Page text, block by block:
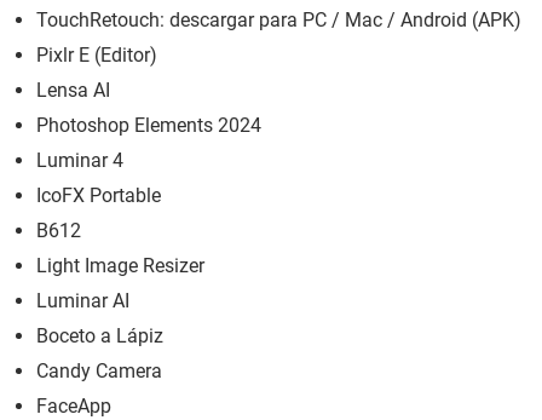
TouchRetouch: descargar para PC / Mac / Android (APK)
Pixlr E (Editor)
Lensa AI
Photoshop Elements 2024
Luminar 4
IcoFX Portable
B612
Light Image Resizer
Luminar AI
Boceto a Lápiz
Candy Camera
FaceApp